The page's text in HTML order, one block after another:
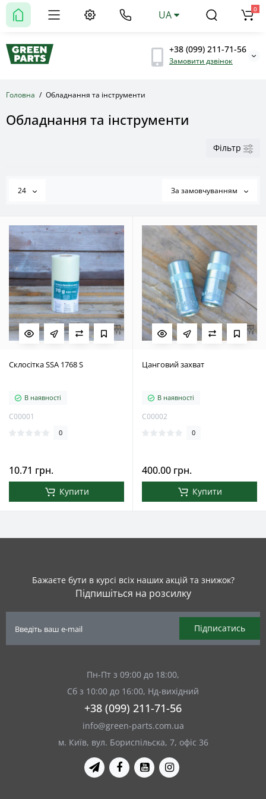
+38 (099) 211-71-56
Замовити дзвінок
UA 0
Головна Обладнання та інструменти
Обладнання та інструменти
Фільтр
24 За замовчуванням
Склосітка SSA 1768 S
В наявності
С00001
0
10.71 грн.
Купити
Цанговий захват
В наявності
С00002
0
400.00 грн.
Купити
Бажаєте бути в курсі всіх наших акцій та знижок?
Підпишіться на розсилку
Підписатись
Пн-Пт з 09:00 до 18:00,
Сб з 10:00 до 16:00, Нд-вихідний
+38 (099) 211-71-56
info@green-parts.com.ua
м. Київ, вул. Бориспільска, 7, офіс 36